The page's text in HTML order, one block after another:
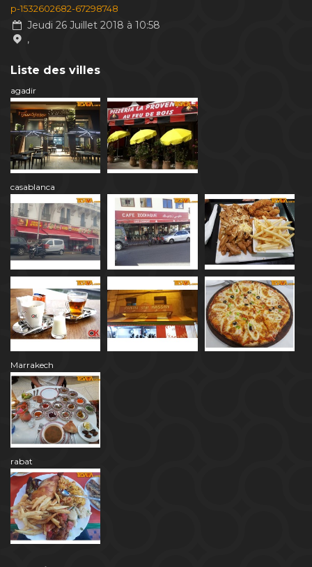
p-1532602682-67298748
Jeudi 26 Juillet 2018 à 10:58
,
Liste des villes
agadir
casablanca
Marrakech
rabat